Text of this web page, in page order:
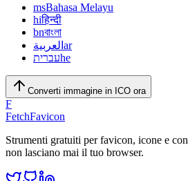
msBahasa Melayu
hiहिन्दी
bnবাংলা
ar العربية
heעברית
Converti immagine in ICO ora
F
FetchFavicon
Strumenti gratuiti per favicon, icone e
non lasciano mai il tuo browser.